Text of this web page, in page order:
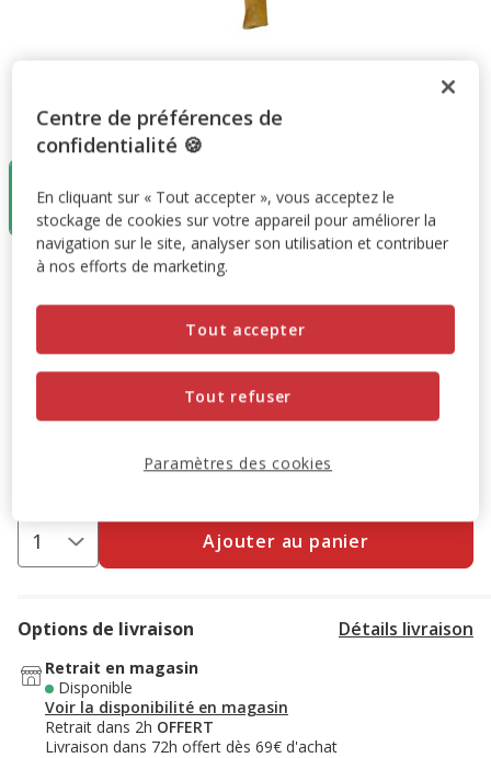
Taille:x100
3+1 offert
19.99€
(33.31€ / kg)
Promotion disponible
3+1 offert
SUPER LOTS : 3 achetés = le 4ème offert à
l'ajout de 4 produits au panier.Offre valable sur une
Voir conditions
Prix 19.99€, 33.31 EUR par kg
19.99€ (33.31€ / kg)
Ajouter au panier
Options de livraison Détails livraison
Retrait en magasin
Disponible
Voir la disponibilité en magasin
Retrait dans 2h OFFERT
Livraison dans 72h offert dès 69€ d'achat
Centre de préférences de
confidentialité 🍪
En cliquant sur « Tout accepter », vous acceptez le
stockage de cookies sur votre appareil pour améliorer la
navigation sur le site, analyser son utilisation et contribuer
à nos efforts de marketing.
Tout refuser
Tout accepter
Paramètres des cookies